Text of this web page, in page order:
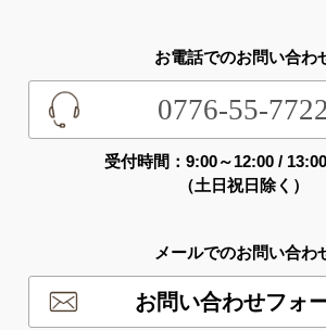
お電話でのお問い合わ
0776-55-7722
受付時間：9:00～12:00 /
（土日祝日除く）
メールでのお問い合わ
お問い合わせフォ